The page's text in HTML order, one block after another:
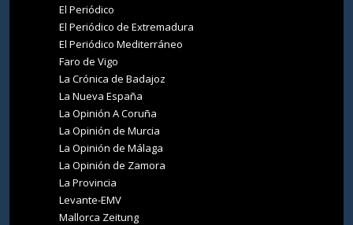
El Periódico
El Periódico de Extremadura
El Periódico Mediterráneo
Faro de Vigo
La Crónica de Badajoz
La Nueva España
La Opinión A Coruña
La Opinión de Murcia
La Opinión de Málaga
La Opinión de Zamora
La Provincia
Levante-EMV
Mallorca Zeitung